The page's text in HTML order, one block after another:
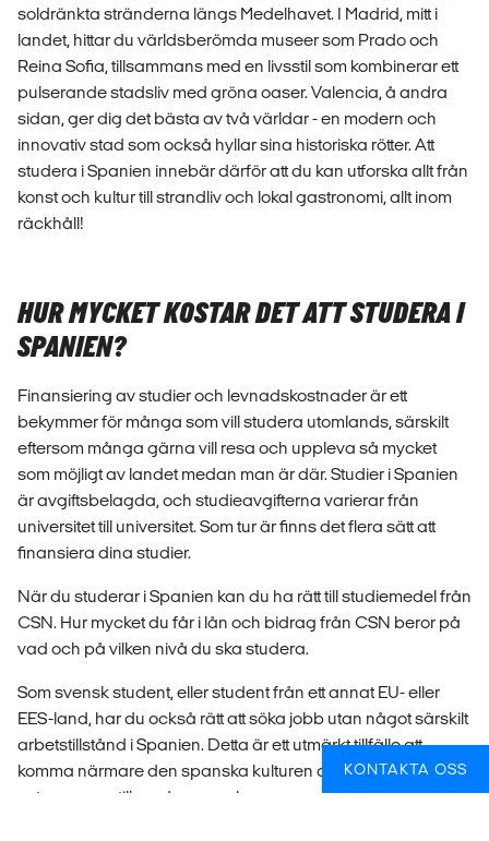
soldränkta stränderna längs Medelhavet. I Madrid, mitt i
landet, hittar du världsberömda museer som Prado och
Reina Sofia, tillsammans med en livsstil som kombinerar ett
pulserande stadsliv med gröna oaser. Valencia, å andra
sidan, ger dig det bästa av två världar - en modern och
innovativ stad som också hyllar sina historiska rötter. Att
studera i Spanien innebär därför att du kan utforska allt från
konst och kultur till strandliv och lokal gastronomi, allt inom
räckhåll!
HUR MYCKET KOSTAR DET ATT STUDERA I
SPANIEN?
Finansiering av studier och levnadskostnader är ett
bekymmer för många som vill studera utomlands, särskilt
eftersom många gärna vill resa och uppleva så mycket
som möjligt av landet medan man är där. Studier i Spanien
är avgiftsbelagda, och studieavgifterna varierar från
universitet till universitet. Som tur är finns det flera sätt att
finansiera dina studier.
När du studerar i Spanien kan du ha rätt till studiemedel från
CSN. Hur mycket du får i lån och bidrag från CSN beror på
vad och på vilken nivå du ska studera.
Som svensk student, eller student från ett annat EU- eller
EES-land, har du också rätt att söka jobb utan något särskilt
arbetstillstånd i Spanien. Detta är ett utmärkt tillfälle att
komma närmare den spanska kulturen och tjäna lite
extrapengar till vardagen och resorna under din studietid.
KONTAKTA OSS